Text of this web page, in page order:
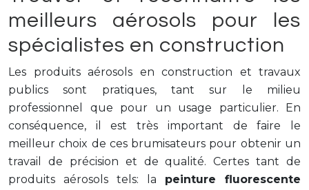
meilleurs aérosols pour les
spécialistes en construction
Les produits aérosols en construction et travaux
publics sont pratiques, tant sur le milieu
professionnel que pour un usage particulier. En
conséquence, il est très important de faire le
meilleur choix de ces brumisateurs pour obtenir un
travail de précision et de qualité. Certes tant de
produits aérosols tels: la peinture fluorescente